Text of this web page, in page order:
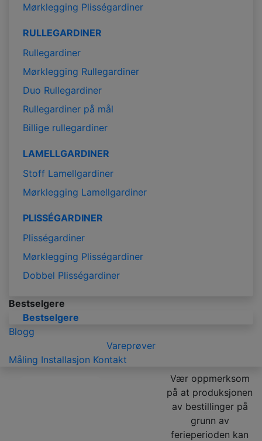
Mørklegging Plisségardiner
RULLEGARDINER
Rullegardiner
Mørklegging Rullegardiner
Duo Rullegardiner
Rullegardiner på mål
Billige rullegardiner
LAMELLGARDINER
Stoff Lamellgardiner
Mørklegging Lamellgardiner
PLISSÉGARDINER
Plisségardiner
Mørklegging Plisségardiner
Dobbel Plisségardiner
Bestselgere
Bestselgere
Blogg
Vareprøver
Måling Installasjon Kontakt
Vær oppmerksom
på at produksjonen
av bestillinger på
grunn av
ferieperioden kan